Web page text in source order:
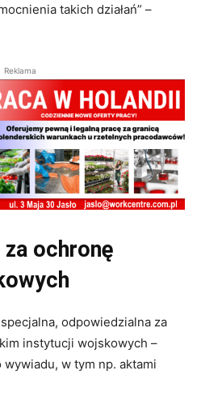
takich działań” –
Reklama
za ochronę
odpowiedzialna za
instytucji wojskowych –
wywiadu, w tym np. aktami